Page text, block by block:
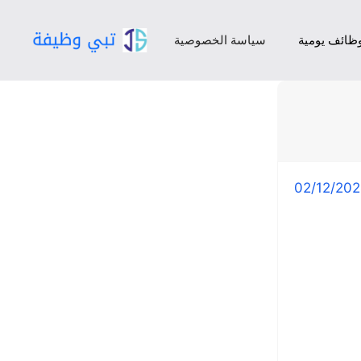
يومية سياسة الخصوصية
02/12/